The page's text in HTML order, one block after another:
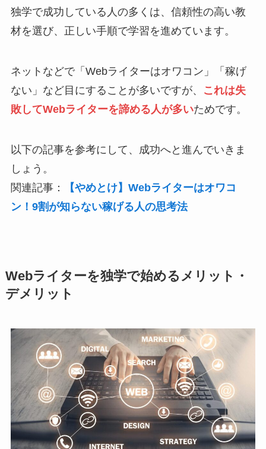
独学で成功している人の多くは、信頼性の高い教
材を選び、正しい手順で学習を進めています。
ネットなどで「Webライターはオワコン」「稼げ
ない」など目にすることが多いですが、
これは失
敗してWebライターを諦める人が多いためです。
以下の記事を参考にして、成功へと進んでいきま
しょう。
関連記事：
【やめとけ】Webライターはオワコ
ン！9割が知らない稼げる人の思考法
Webライターを独学で始めるメリット・
デメリット